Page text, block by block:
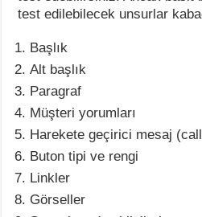
test edilebilecek unsurlar
Başlık
Alt başlık
Paragraf
Müşteri yorumları
Harekete geçirici mesaj
Buton tipi ve rengi
Linkler
Görseller